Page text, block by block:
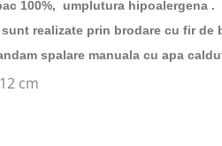
100%, umplutura hipoalergena .
realizate prin brodare cu fir
spalare manuala cu apa
cm